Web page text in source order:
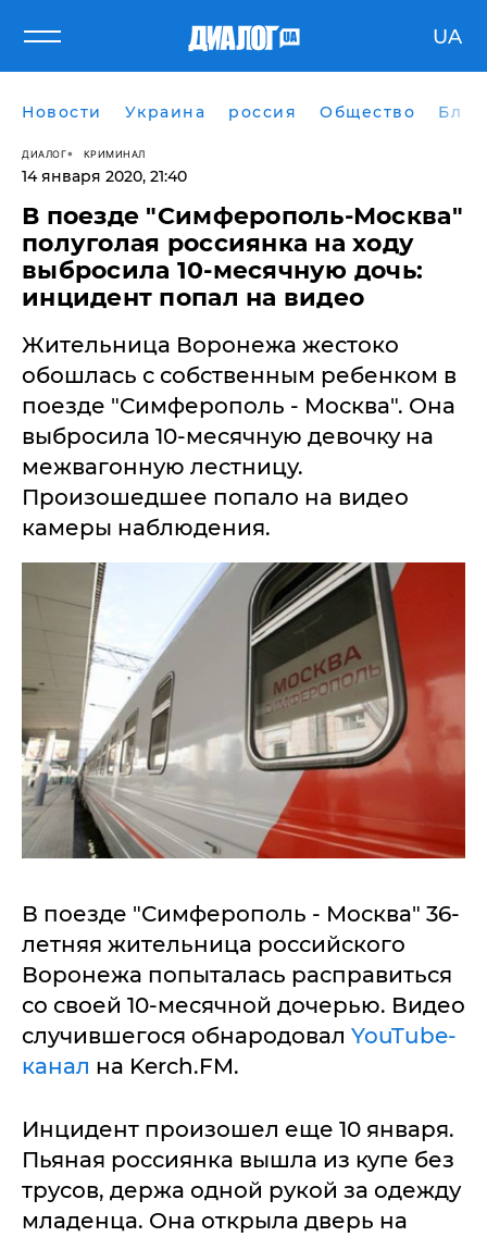
UA
Новости Украина россия Общество
ДИАЛОГ КРИМИНАЛ
14 января 2020, 21:40
​В поезде "Симферополь-Москва"
полуголая россиянка на ходу
выбросила 10-месячную дочь:
инцидент попал на видео
Жительница Воронежа жестоко
обошлась с собственным ребенком в
поезде "Симферополь - Москва". Она
выбросила 10-месячную девочку на
межвагонную лестницу.
Произошедшее попало на видео
камеры наблюдения.
В поезде "Симферополь - Москва" 36-
летняя жительница российского
Воронежа попыталась расправиться
со своей 10-месячной дочерью. Видео
случившегося обнародовал YouTube-
канал на Kerch.FM.
Инцидент произошел еще 10 января.
Пьяная россиянка вышла из купе без
трусов, держа одной рукой за одежду
младенца. Она открыла дверь на